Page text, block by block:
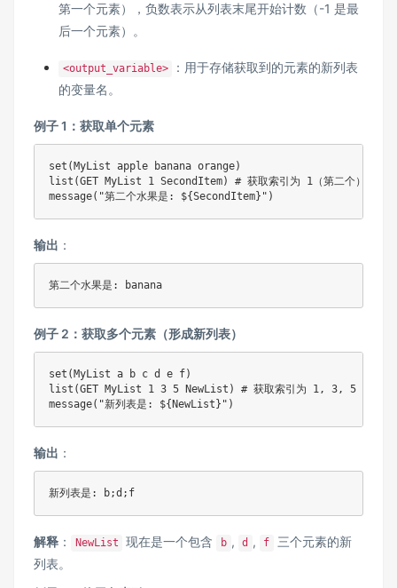
第一个元素），负数表示从列表末尾开始计数（-1 是最
后一个元素）。
<output_variable>
：用于存储获取到的元素的新列表
的变量名。
例子 1：获取单个元素
set(MyList apple banana orange)
list(GET MyList 1 SecondItem) # 获取索引为 1（第二个）的元素
message("第二个水果是: ${SecondItem}")
输出 ：
第二个水果是: banana
例子 2：获取多个元素（形成新列表）
set(MyList a b c d e f)
list(GET MyList 1 3 5 NewList) # 获取索引为 1, 3, 5 的元素
message("新列表是: ${NewList}")
输出 ：
新列表是: b;d;f
解释 ： NewList 现在是一个包含 b , d , f
三个元素的新
列表。